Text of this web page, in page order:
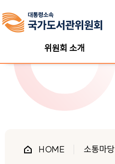
위원회 소개
HOME 소통마당